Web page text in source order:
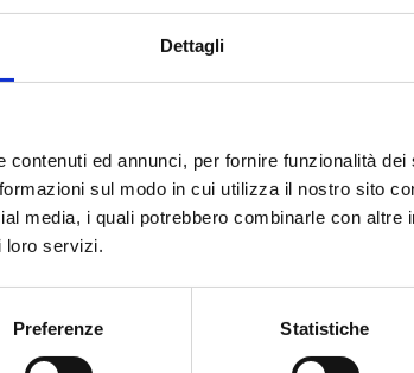
Dettagli
ed annunci, per fornire funzionalità
sul modo in cui utilizza il nostro sito
media, i quali potrebbero combinarle con altre
loro servizi.
Preferenze Statistiche